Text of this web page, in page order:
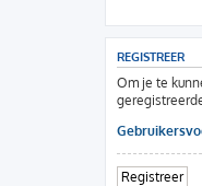
REGISTREER
Om je te
Registreer